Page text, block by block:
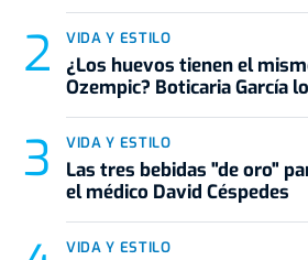
VIDA Y ESTILO
¿Los huevos tienen el
Ozempic? Boticaria García
VIDA Y ESTILO
Las tres bebidas "de oro"
el médico David Céspedes
VIDA Y ESTILO